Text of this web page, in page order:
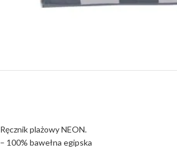
Ręcznik plażowy NEON.
– 100% bawełna egipska